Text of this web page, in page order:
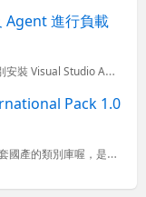
進行負載
在 Visual Studio 2010 Ultimate 裡，其實不用特別安裝 Visual Studio Agent 2010&#160; 就能進行負載壓力測試 (也只有 Visual Studi...
Pack 1.0
Microsoft Visual Studio International Pack 是一套國產的類別庫喔，是由台灣微軟的工程師所開發的，主要是幫助 .NET 程式開發人員建立全球化的應用程式，其中包...